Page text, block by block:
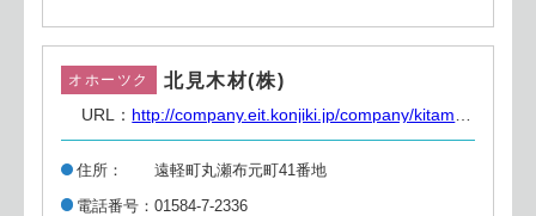
オホーツク 北見木材(株)
URL： http://company.eit.konjiki.jp/company/kitamoku.html
住所
遠軽町丸瀬布元町41番地
電話番号
01584-7-2336